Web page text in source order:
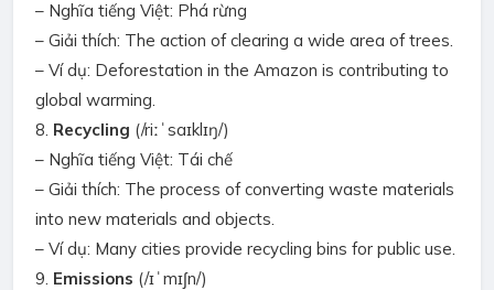
– Nghĩa tiếng Việt: Phá rừng
– Giải thích: The action of clearing a wide area of trees.
– Ví dụ: Deforestation in the Amazon is contributing to
global warming.
8. Recycling (/riːˈsaɪklɪŋ/)
– Nghĩa tiếng Việt: Tái chế
– Giải thích: The process of converting waste materials
into new materials and objects.
– Ví dụ: Many cities provide recycling bins for public use.
9. Emissions (/ɪˈmɪʃn/)